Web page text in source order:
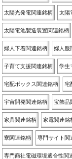
太陽光発電関連銘柄 太陽
太陽電池製造装置関連銘柄
婦人下着関連銘柄 婦人服
子育て支援関連銘柄 学生
宅配ボックス関連銘柄 宅
宇宙開発関連銘柄 宝飾品
家具関連銘柄 家電関連銘
寮関連銘柄 専門サイト関
専門商社電磁環境適合性関